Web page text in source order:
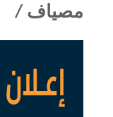
مصياف /